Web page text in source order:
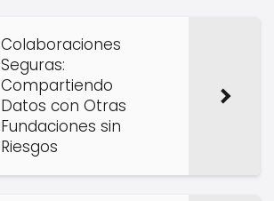
Colaboraciones
Seguras:
Compartiendo
Datos con Otras
Fundaciones sin
Riesgos